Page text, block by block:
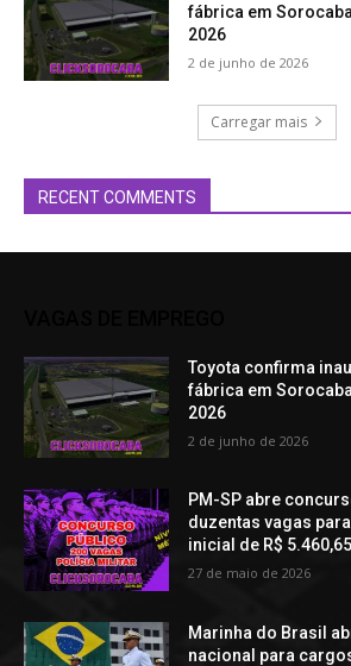
fábrica em
2026
2 de junho de 2026
Carregar mais
RECENT COMMENTS
Toyota confirma
fábrica em
2026
2 de junho de 2026
PM-SP abre
duzentas vagas
inicial de R$ 5.460,65
27 de maio de 2026
Marinha do Brasil
nacional para